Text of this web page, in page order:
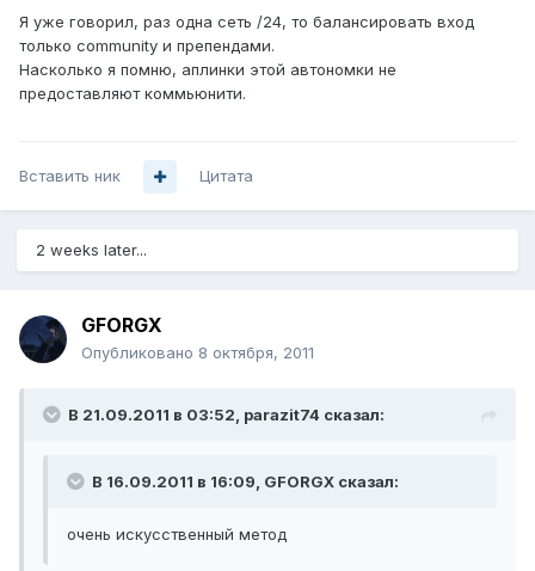
Я уже говорил, раз одна сеть /24, то балансировать вход
только community и препендами.
Насколько я помню, аплинки этой автономки не
предоставляют коммьюнити.
Вставить ник Цитата
2 weeks later...
GFORGX
Опубликовано 8 октября, 2011
В 21.09.2011 в 03:52, parazit74 сказал:
В 16.09.2011 в 16:09, GFORGX сказал:
очень искусственный метод